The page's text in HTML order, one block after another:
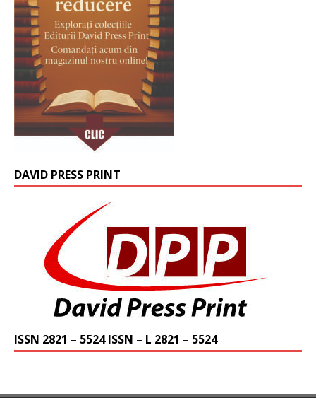
DAVID PRESS PRINT
ISSN 2821 – 5524 ISSN – L 2821 – 5524